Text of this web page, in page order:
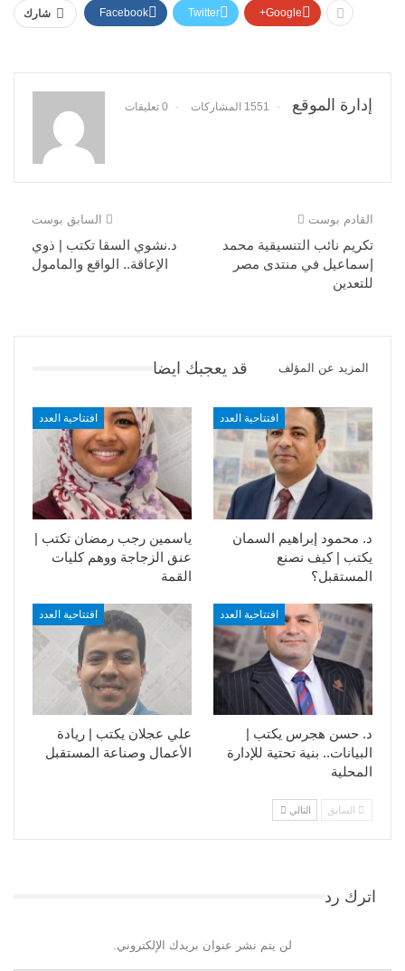
شارك Facebook Twitter Google+
إدارة الموقع 1551 المشاركات 0 تعليقات
السابق بوست
د.نشوي السقا تكتب | ذوي
الإعاقة.. الواقع والمامول
القادم بوست
تكريم نائب التنسيقية محمد
إسماعيل في منتدى مصر
للتعدين
قد يعجبك ايضا المزيد عن المؤلف
افتتاحية العدد
ياسمين رجب رمضان تكتب |
عنق الزجاجة ووهم كليات
القمة
افتتاحية العدد
د. محمود إبراهيم السمان
يكتب | كيف نصنع
المستقبل؟
افتتاحية العدد
علي عجلان يكتب | ريادة
الأعمال وصناعة المستقبل
افتتاحية العدد
د. حسن هجرس يكتب |
البيانات.. بنية تحتية للإدارة
المحلية
السابق التالي
اترك رد
لن يتم نشر عنوان بريدك الإلكتروني.